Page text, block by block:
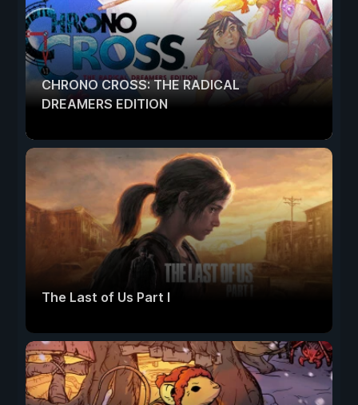
CHRONO CROSS: THE RADICAL
DREAMERS EDITION
The Last of Us Part I